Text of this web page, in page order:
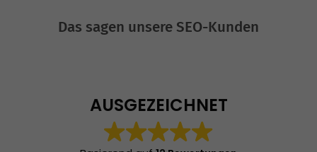
Das sagen unsere SEO-Kunden
AUSGEZEICHNET